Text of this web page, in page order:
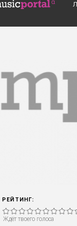
РЕЙТИНГ:
Ждёт твоего голоса